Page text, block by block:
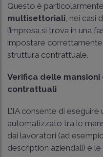
Questo è
multisettoriali , nei casi
l’impresa si trova in una
impostare
struttura contrattuale.
Verifica delle
contrattuali
L’IA consente di
automatizzato tra le
dai lavoratori (ad
description aziendali) e